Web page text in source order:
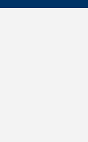
(BDH)
Steuerung von
bezieht darin
der
14a des
die Netzbetreiber
auf.